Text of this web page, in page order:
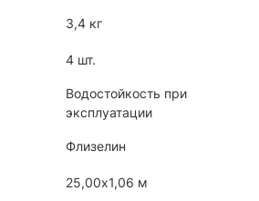
3,4 кг
4 шт.
Водостойкость при
эксплуатации
Флизелин
25,00х1,06 м